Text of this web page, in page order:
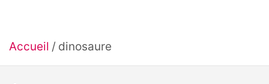
Accueil dinosaure